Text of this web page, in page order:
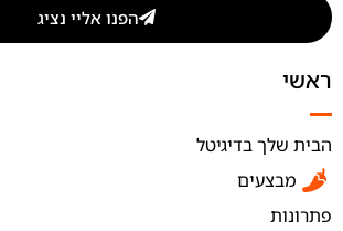
הפנו אליי נציג
ראשי
הבית שלך בדיגיטל
מבצעים
פתרונות